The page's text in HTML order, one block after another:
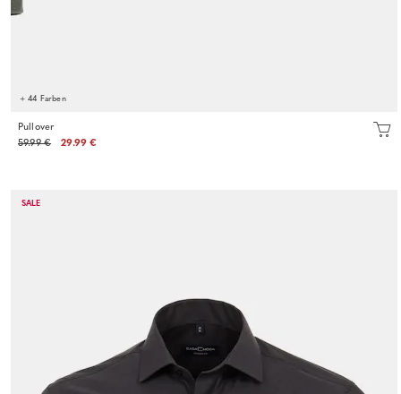
+ 44 Farben
Pullover
59.99 €
29.99 €
SALE